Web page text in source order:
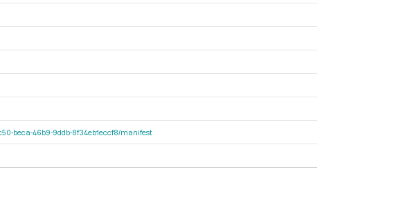
beca-46b9-9ddb-8f34eb1eccf8/manifest